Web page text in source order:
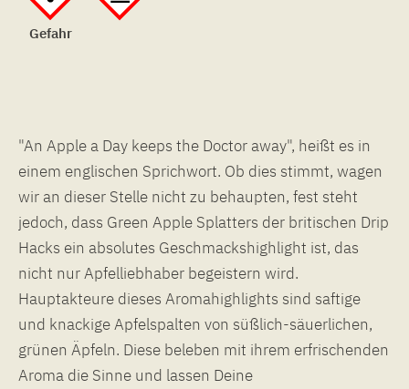
Gefahr
"An Apple a Day keeps the Doctor away", heißt es in
einem englischen Sprichwort. Ob dies stimmt, wagen
wir an dieser Stelle nicht zu behaupten, fest steht
jedoch, dass Green Apple Splatters der britischen Drip
Hacks ein absolutes Geschmackshighlight ist, das
nicht nur Apfelliebhaber begeistern wird.
Hauptakteure dieses Aromahighlights sind saftige
und knackige Apfelspalten von süßlich-säuerlichen,
grünen Äpfeln. Diese beleben mit ihrem erfrischenden
Aroma die Sinne und lassen Deine